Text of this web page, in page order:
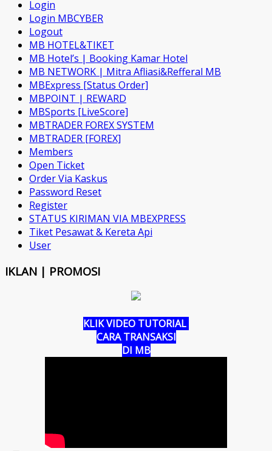
Login
Login MBCYBER
Logout
MB HOTEL&TIKET
MB Hotel’s | Booking Kamar Hotel
MB NETWORK | Mitra Afliasi&Refferal MB
MBExpress [Status Order]
MBPOINT | REWARD
MBSports [LiveScore]
MBTRADER FOREX SYSTEM
MBTRADER [FOREX]
Members
Open Ticket
Order Via Kaskus
Password Reset
Register
STATUS KIRIMAN VIA MBEXPRESS
Tiket Pesawat & Kereta Api
User
IKLAN | PROMOSI
KLIK VIDEO TUTORIAL
CARA TRANSAKSI
DI MB